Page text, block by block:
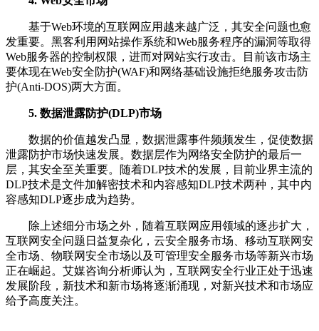
基于Web环境的互联网应用越来越广泛，其安全问题也愈
发重要。黑客利用网站操作系统和Web服务程序的漏洞等取得
Web服务器的控制权限，进而对网站实行攻击。目前该市场主
要体现在Web安全防护(WAF)和网络基础设施拒绝服务攻击防
护(Anti-DOS)两大方面。
5. 数据泄露防护(DLP)市场
数据的价值越发凸显，数据泄露事件频频发生，促使数据
泄露防护市场快速发展。数据层作为网络安全防护的最后一
层，其安全至关重要。随着DLP技术的发展，目前业界主流的
DLP技术是文件加解密技术和内容感知DLP技术两种，其中内
容感知DLP逐步成为趋势。
除上述细分市场之外，随着互联网应用领域的逐步扩大，
互联网安全问题日益复杂化，云安全服务市场、移动互联网安
全市场、物联网安全市场以及可管理安全服务市场等新兴市场
正在崛起。艾媒咨询分析师认为，互联网安全行业正处于迅速
发展阶段，新技术和新市场将逐渐涌现，对新兴技术和市场应
给予高度关注。